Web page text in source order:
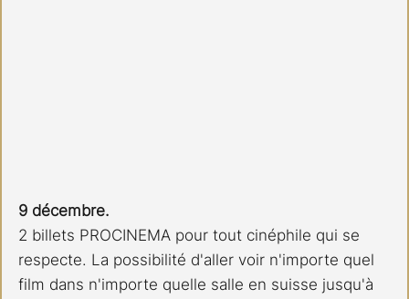
9 décembre.
2 billets PROCINEMA pour tout cinéphile qui se
respecte. La possibilité d'aller voir n'importe quel
film dans n'importe quelle salle en suisse jusqu'à